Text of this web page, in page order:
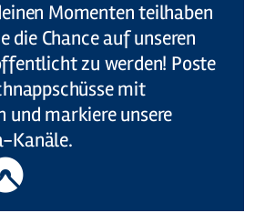
Momenten teilhaben
die Chance auf unseren
zu werden! Poste
mit
und markiere unsere
Kanäle.